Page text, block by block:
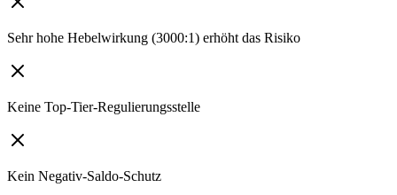
Sehr hohe Hebelwirkung (3000:1) erhöht das Risiko
Keine Top-Tier-Regulierungsstelle
Kein Negativ-Saldo-Schutz